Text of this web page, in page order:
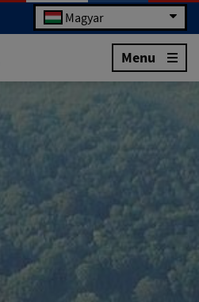
Magyar
Menu